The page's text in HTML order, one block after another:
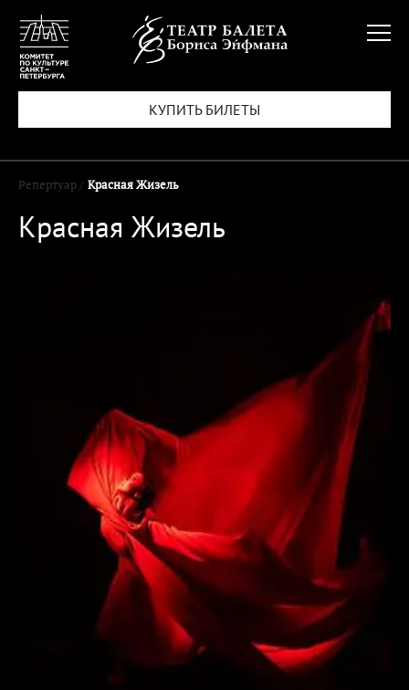
КУПИТЬ БИЛЕТЫ
Репертуар / Красная Жизель
Красная Жизель